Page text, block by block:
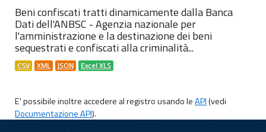
Beni confiscati tratti dinamicamente dalla Banca
Dati dell'ANBSC - Agenzia nazionale per
l'amministrazione e la destinazione dei beni
sequestrati e confiscati alla criminalità...
CSV XML JSON Excel XLS
E' possibile inoltre accedere al registro usando leAPI(vedi
Documentazione API).